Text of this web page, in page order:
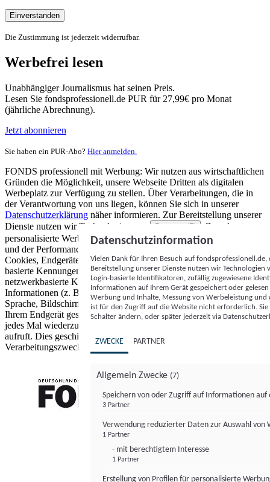
Einverstanden
Die Zustimmung ist jederzeit widerrufbar.
Werbefrei lesen
Unabhängiger Journalismus hat seinen Preis.
Lesen Sie fondsprofessionell.de PUR für 27,99€ pro Monat
(jährliche Abrechnung).
Jetzt abonnieren
Sie haben ein PUR-Abo? Hier anmelden.
FONDS professionell mit Werbung: Wir nutzen aus wirtschaftlichen
Gründen die Möglichkeit, unsere Webseite Dritten als digitalen
Werbeplatz zur Verfügung zu stellen. Über Verarbeitungen, die in
der Verantwortung von uns liegen, können Sie sich in unserer
Datenschutzerklärung näher informieren. Zur Bereitstellung unserer
Dienste nutzen wir Technologien von
Partnern (5)
. Zwecke:
personalisierte Werbung und Inhalte, Messung von Werbeleistung
und der Performance von Inhalten sowie Zielgruppenforschung.
Cookies, Endgeräte- oder ähnliche Online-Kennungen (z. B. login-
basierte Kennungen, zufällig generierte Kennungen,
netzwerkbasierte Kennungen) können zusammen mit anderen
Informationen (z. B. Browsertyp und Browserinformationen,
Sprache, Bildschirmgröße, unterstützte Technologien usw.) auf
Ihrem Endgerät gespeichert oder von dort ausgelesen werden, um es
jedes Mal wiederzuerkennen, wenn es eine App oder einer Webseite
aufruft. Dies geschieht für einen oder mehrere der hier aufgeführten
Verarbeitungszwecke.
Datenschutzinformation
Vielen Dank für Ihren Besuch auf
Bereitstellung unserer Dienste nutzen wir Technologien
Login-basierte Identifikatoren, zufällig zugewiesene
Informationen auf Ihrem Gerät gespeichert oder
Werbung und Inhalte, Messung von Werbeleistung
ist für den Zugriff auf die Website nicht erforderlich.
Schalter ändern, oder später jederzeit via
ZWECKE PARTNER
Allgemein Zwecke (7)
Speichern von oder Zugriff auf Informationen auf
3 Partner
Verwendung reduzierter Daten zur Auswahl von
1 Partner
- mit berechtigtem Interesse
1 Partner
Erstellung von Profilen für personalisierte
FONDS professionell